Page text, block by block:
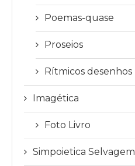
Poemas-quase
Proseios
Rítmicos desenhos
Imagética
Foto Livro
Simpoietica Selvagem